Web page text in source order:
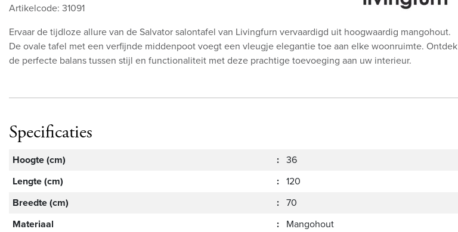
Artikelcode: 31091
Ervaar de tijdloze allure van de Salvator salontafel van Livingfurn vervaardigd uit hoogwaardig mangohout.
De ovale tafel met een verfijnde middenpoot voegt een vleugje elegantie toe aan elke woonruimte. Ontdek
de perfecte balans tussen stijl en functionaliteit met deze prachtige toevoeging aan uw interieur.
Specificaties
Hoogte (cm) : 36
Lengte (cm)
: 120
Breedte (cm)
: 70
Materiaal
: Mangohout